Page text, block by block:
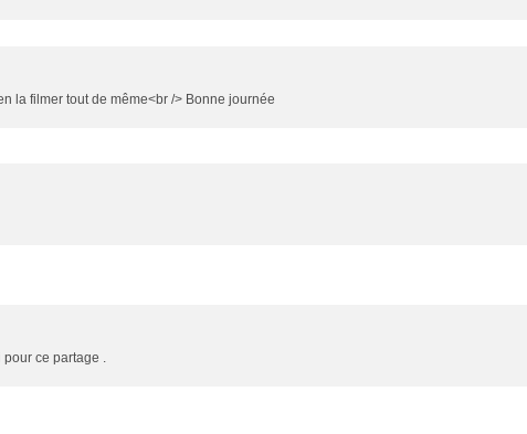
la filmer tout de même<br /> Bonne journée
pour ce partage .